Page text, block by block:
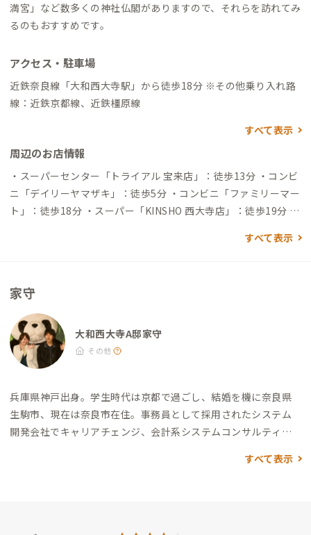
満宮」など数多くの神社仏閣がありますので、それらを訪れてみ
るのもおすすめです。
アクセス・駐車場
近鉄奈良線「大和西大寺駅」から徒歩18分 ※その他乗り入れ路
線：近鉄京都線、近鉄橿原線
すべて表示
周辺のお店情報
・スーパーセンター「トライアル 宝来店」：徒歩13分 ・コンビ
ニ「デイリーヤマザキ」：徒歩5分 ・コンビニ「ファミリーマー
ト」：徒歩18分 ・スーパー「KINSHO 西大寺店」：徒歩19分 ・
すべて表示
家守
大和西大寺A邸家守
その他
兵庫県神戸出身。 学生時代は京都で過ごし、結婚を機に奈良県
生駒市、現在は奈良市在住。 事務員として採用されたシステム
開発会社でキャリアチェンジ、会計系システムコンサルティン
サルタントとして30年あまりの社会人ライフを送りました。201
すべて表示